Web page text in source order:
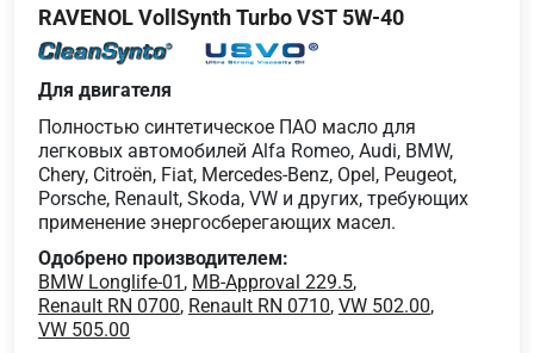
RAVENOL VollSynth Turbo VST 5W-40
Для двигателя
Полностью синтетическое ПАО масло для
легковых автомобилей Alfa Romeo, Audi, BMW,
Chery, Citroën, Fiat, Mercedes-Benz, Opel, Peugeot,
Porsche, Renault, Skoda, VW и других, требующих
применение энергосберегающих масел.
Одобрено производителем:
BMW Longlife-01 , MB-Approval 229.5,
Renault RN 0700, Renault RN 0710, VW 502.00,
VW 505.00